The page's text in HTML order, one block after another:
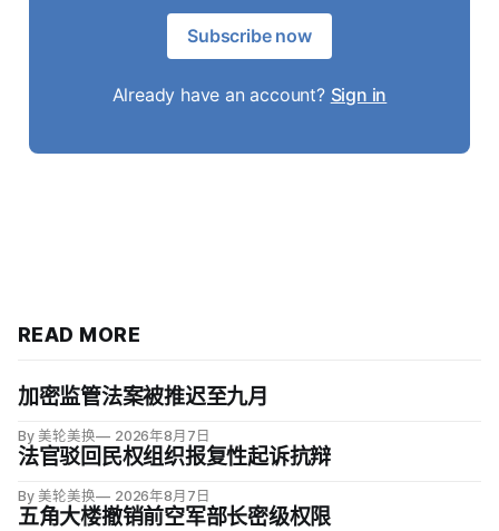
Subscribe now
Already have an account? Sign in
READ MORE
加密监管法案被推迟至九月
By 美轮美换 2026年8月7日
法官驳回民权组织报复性起诉抗辩
By 美轮美换 2026年8月7日
五角大楼撤销前空军部长密级权限